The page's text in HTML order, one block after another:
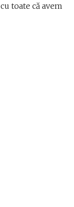
toate că avem